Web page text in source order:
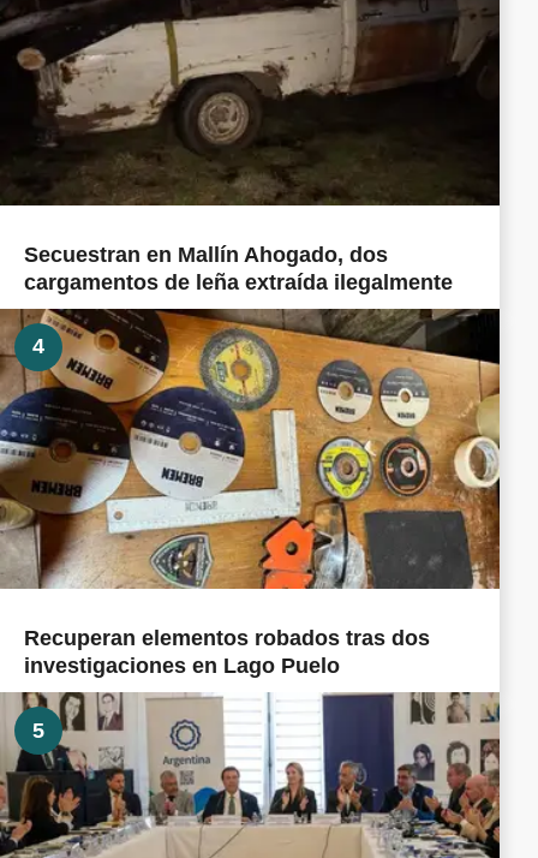
Secuestran en Mallín Ahogado, dos
cargamentos de leña extraída ilegalmente
4
Recuperan elementos robados tras dos
investigaciones en Lago Puelo
5